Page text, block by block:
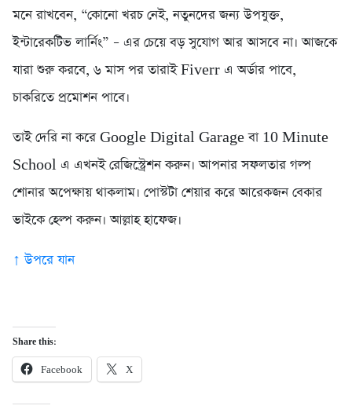
মনে রাখবেন, “কোনো খরচ নেই, নতুনদের জন্য উপযুক্ত,
ইন্টারেকটিভ লার্নিং” – এর চেয়ে বড় সুযোগ আর আসবে না। আজকে
যারা শুরু করবে, ৬ মাস পর তারাই Fiverr এ অর্ডার পাবে,
চাকরিতে প্রমোশন পাবে।
তাই দেরি না করে Google Digital Garage বা 10 Minute
School এ এখনই রেজিস্ট্রেশন করুন। আপনার সফলতার গল্প
শোনার অপেক্ষায় থাকলাম। পোস্টটা শেয়ার করে আরেকজন বেকার
ভাইকে হেল্প করুন। আল্লাহ হাফেজ।
↑ উপরে যান
Share this:
Facebook X